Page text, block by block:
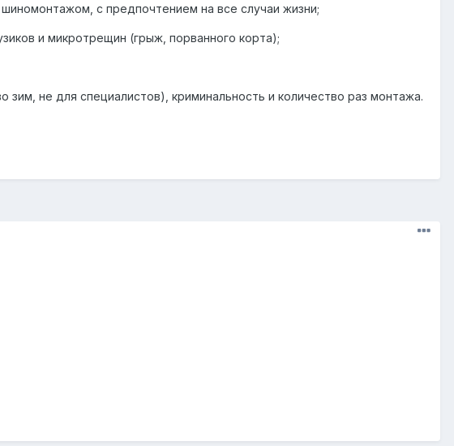
с предпочтением на все случаи жизни;
и микротрещин (грыж, порванного корта);
не для специалистов), криминальность и количество раз монтажа.